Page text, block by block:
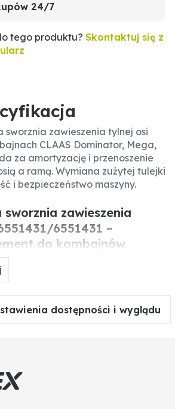
24/7
tego produktu? Skontaktuj się z
zawieszenia tylnej osi
CLAAS Dominator, Mega,
za amortyzację i przenoszenie
a ramą. Wymiana zużytej tulejki
i bezpieczeństwo maszyny.
sworznia zawieszenia
6551431 –
do kombajnów
za połączenie sworznia z ramą
płynne przenoszenie obciążeń
dostępności i wyglądu